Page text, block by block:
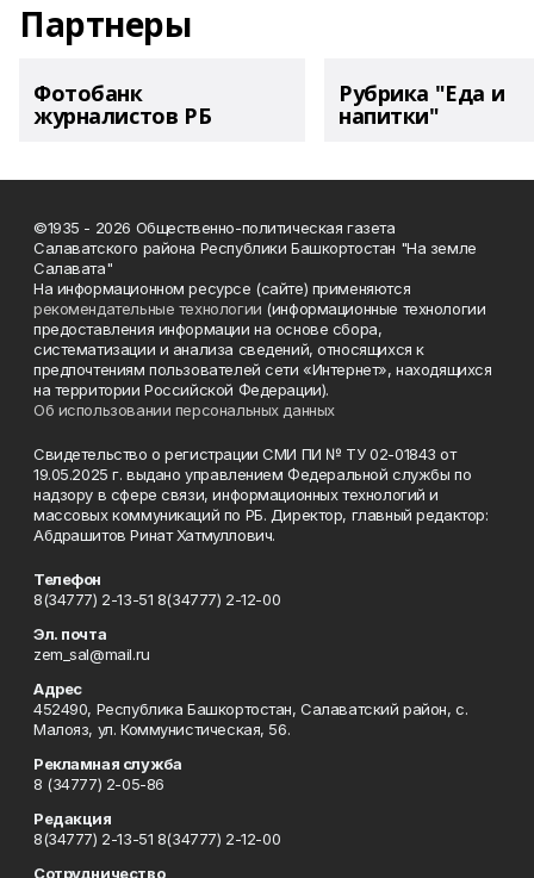
Партнеры
Фотобанк
журналистов РБ
Рубрика "Еда и
напитки"
©1935 - 2026 Общественно-политическая газета
Салаватского района Республики Башкортостан "На земле
Салавата"
На информационном ресурсе (сайте) применяются
рекомендательные технологии (информационные технологии
предоставления информации на основе сбора,
систематизации и анализа сведений, относящихся к
предпочтениям пользователей сети «Интернет», находящихся
на территории Российской Федерации).
Об использовании персональных данных
Свидетельство о регистрации СМИ ПИ № ТУ 02-01843 от
19.05.2025 г. выдано управлением Федеральной службы по
надзору в сфере связи, информационных технологий и
массовых коммуникаций по РБ. Директор, главный редактор:
Абдрашитов Ринат Хатмуллович.
Телефон
8(34777) 2-13-51 8(34777) 2-12-00
Эл. почта
zem_sal@mail.ru
Адрес
452490, Республика Башкортостан, Салаватский район, с.
Малояз, ул. Коммунистическая, 56.
Рекламная служба
8 (34777) 2-05-86
Редакция
8(34777) 2-13-51 8(34777) 2-12-00
Сотрудничество